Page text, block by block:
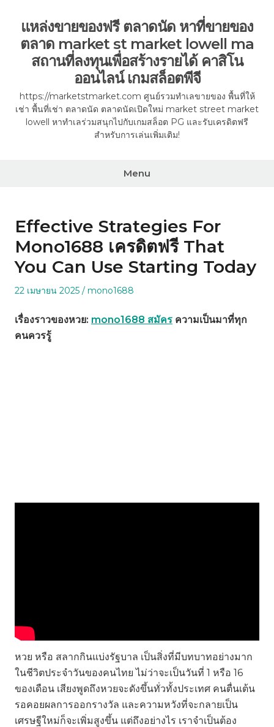
content
แหล่งขายของฟรี ตลาดนัด หาที่ขายของ
ตลาด market st market lowell ma
สถานที่ลงทุนเพื่อสร้างรายได้ คาสิโน
ออนไลน์ เกมสล็อตพีจี
https://marketstmarket.com ศูนย์รวมทำเลขายของ พื้นที่ให้
เช่า พื้นที่เช่า ตลาดนัด ตลาดนัดเปิดใหม่ market street market
lowell หาทำเลร่วมสนุกไปกับเกมสล็อต PG และรับเครดิตฟรี
สำหรับการเล่นเพิ่มเติม!
Menu
Effective Strategies For
Mono1688 เครดิตฟรี That
You Can Use Starting Today
Posted
22 เมษายน 2025
Posted
mono1688
เรื่องราวของหวย: mono1688 สมัคร ความเป็นมาที่ทุก
คนควรรู้
หวย หรือ สลากกินแบ่งรัฐบาล เป็นสิ่งที่มีบทบาทอย่างมาก
ในชีวิตประจำวันของคนไทย ไม่ว่าจะเป็นวันที่ 1 หรือ 16
ของเดือน เสียงพูดถึงหวยจะดังขึ้นทั่วทั้งประเทศ คนตื่นเต้น
รอคอยผลการออกรางวัล และความหวังที่จะกลายเป็น
เศรษฐีใหม่ก็จะเพิ่มสูงขึ้น แต่ถึงอย่างไร เราจำเป็นต้อง